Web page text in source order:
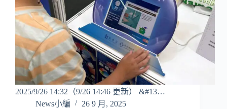
2025/9/26 14:32（9/26 14:46 更新） &#13…
News小編
26 9 月, 2025